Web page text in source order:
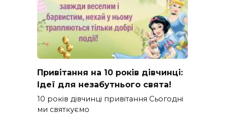
Привітання на 10 років дівчинці:
Ідеї для незабутнього свята!
10 років дівчинці привітання Сьогодні
ми святкуємо